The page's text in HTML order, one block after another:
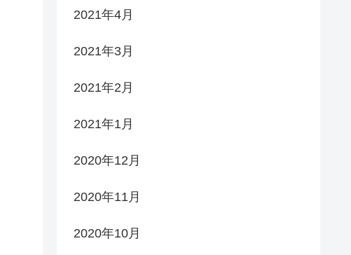
2021年4月
2021年3月
2021年2月
2021年1月
2020年12月
2020年11月
2020年10月